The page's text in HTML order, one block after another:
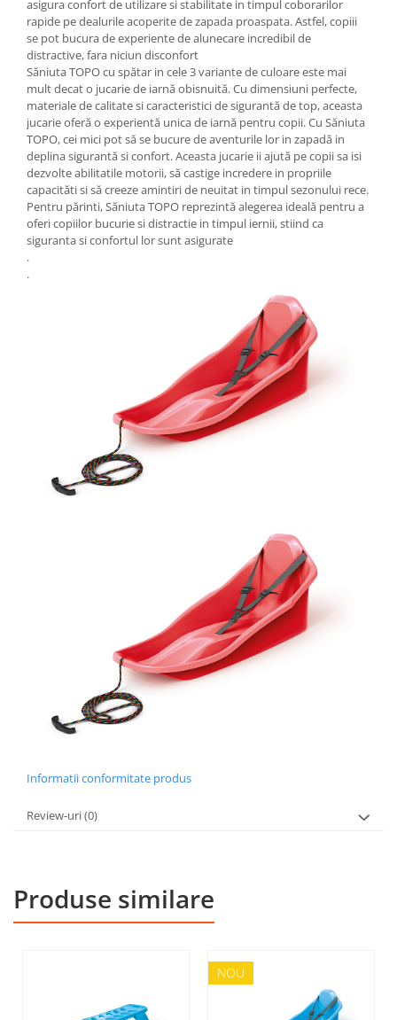
asigura confort de utilizare si stabilitate in timpul coborarilor
rapide pe dealurile acoperite de zapada proaspata. Astfel, copiii
se pot bucura de experiente de alunecare incredibil de
distractive, fara niciun disconfort
Săniuta TOPO cu spătar in cele 3 variante de culoare este mai
mult decat o jucarie de iarnă obisnuită. Cu dimensiuni perfecte,
materiale de calitate si caracteristici de sigurantă de top, aceasta
jucarie oferă o experientă unica de iarnă pentru copii. Cu Săniuta
TOPO, cei mici pot să se bucure de aventurile lor in zapadă in
deplina sigurantă si confort. Aceasta jucarie ii ajută pe copii sa isi
dezvolte abilitatile motorii, să castige incredere in propriile
capacităti si să creeze amintiri de neuitat in timpul sezonului rece.
Pentru părinti, Săniuta TOPO reprezintă alegerea ideală pentru a
oferi copiilor bucurie si distractie in timpul iernii, stiind ca
siguranta si confortul lor sunt asigurate
.
.
Informatii conformitate produs
Review-uri(0)
Produse similare
NOU